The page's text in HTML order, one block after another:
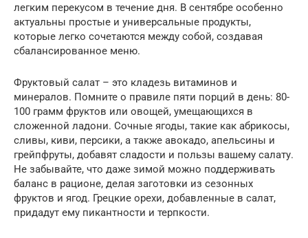
легким перекусом в течение дня. В сентябре особенно
актуальны простые и универсальные продукты,
которые легко сочетаются между собой, создавая
сбалансированное меню.
Фруктовый салат – это кладезь витаминов и
минералов. Помните о правиле пяти порций в день: 80-
100 грамм фруктов или овощей, умещающихся в
сложенной ладони. Сочные ягоды, такие как абрикосы,
сливы, киви, персики, а также авокадо, апельсины и
грейпфруты, добавят сладости и пользы вашему салату.
Не забывайте, что даже зимой можно поддерживать
баланс в рационе, делая заготовки из сезонных
фруктов и ягод. Грецкие орехи, добавленные в салат,
придадут ему пикантности и терпкости.